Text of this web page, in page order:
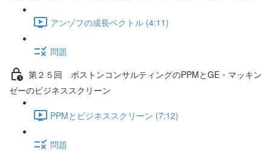
アンゾフの成長ベクトル (4:11)
問題
第２５回 ボストンコンサルティングのPPMとGE・マッキン
ゼーのビジネススクリーン
PPMとビジネススクリーン (7:12)
問題